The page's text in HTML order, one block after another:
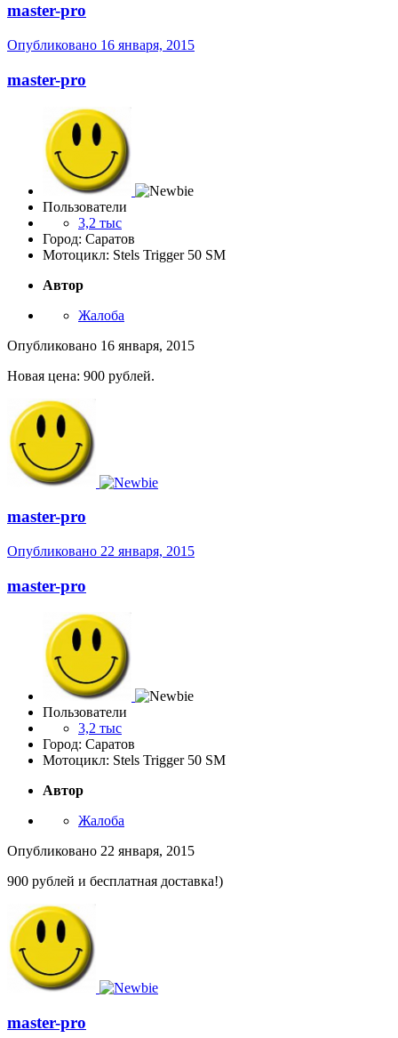
master-pro
Опубликовано 16 января, 2015
master-pro
Пользователи
3,2 тыс
Город: Саратов
Мотоцикл: Stels Trigger 50 SM
Автор
Жалоба
Опубликовано 16 января, 2015
Новая цена: 900 рублей.
master-pro
Опубликовано 22 января, 2015
master-pro
Пользователи
3,2 тыс
Город: Саратов
Мотоцикл: Stels Trigger 50 SM
Автор
Жалоба
Опубликовано 22 января, 2015
900 рублей и бесплатная доставка!)
master-pro